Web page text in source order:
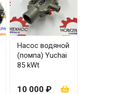
Насос водяной
(помпа) Yuchai
85 kWt
10 000 ₽